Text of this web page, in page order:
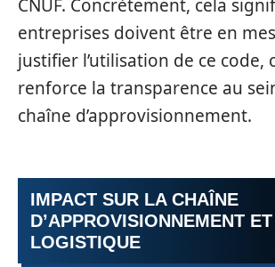
CNUF. Concrètement, cela
entreprises doivent être en
justifier l’utilisation de ce code,
renforce la transparence au
chaîne d’approvisionnement.
IMPACT SUR LA CHAÎNE
D’APPROVISIONNEMENT
LOGISTIQUE